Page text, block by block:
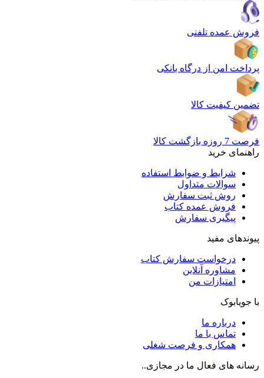
فروش عمده تلفنی
پرداخت امن از درگاه بانکی
تضمین کیفیت کالا
فرصت 7 روزه بازگشت کالا
راهنمای خرید
شرایط و ضوابط استفاده
سوالات متداول
روش ثبت سفارش
فروش عمده کتاب
پیگیری سفارش
پیوندهای مفید
درخواست سفارش کتاب
مشاوره آنلاین
امتیازات من
با جویابوک
درباره ما
تماس با ما
همکاری و فرصت شغلی
رسانه های فعال ما در مجازی..